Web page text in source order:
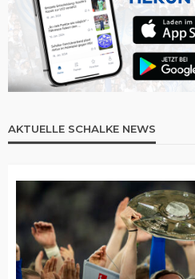
AKTUELLE SCHALKE NEWS